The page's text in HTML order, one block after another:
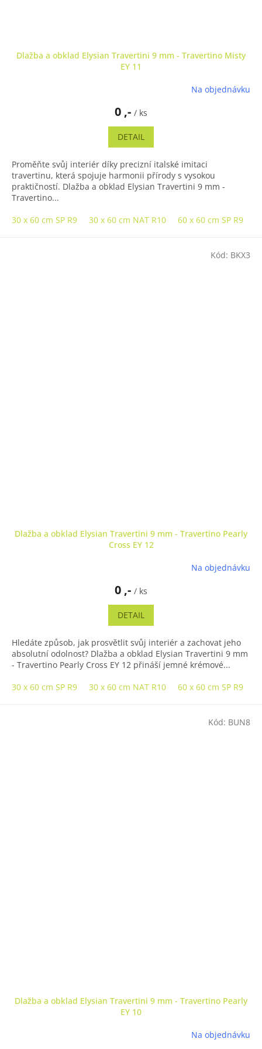
Dlažba a obklad Elysian Travertini 9 mm - Travertino Misty
EY 11
Na objednávku
0 ,- / ks
DETAIL
Proměňte svůj interiér díky precizní italské imitaci
travertinu, která spojuje harmonii přírody s vysokou
praktičností. Dlažba a obklad Elysian Travertini 9 mm -
Travertino...
30 x 60 cm SP R9
30 x 60 cm NAT R10 60 x 60 cm SP R9
Dlažba a obklad Elysian Travertini 9 mm - Travertino Pearly
Cross EY 12
Na objednávku
0 ,- / ks
DETAIL
Hledáte způsob, jak prosvětlit svůj interiér a zachovat jeho
absolutní odolnost? Dlažba a obklad Elysian Travertini 9 mm
- Travertino Pearly Cross EY 12 přináší jemné krémové...
30 x 60 cm SP R9
30 x 60 cm NAT R10 60 x 60 cm SP R9
Kód: BKX3
Dlažba a obklad Elysian Travertini 9 mm - Travertino Pearly
EY 10
Na objednávku
Kód: BUN8